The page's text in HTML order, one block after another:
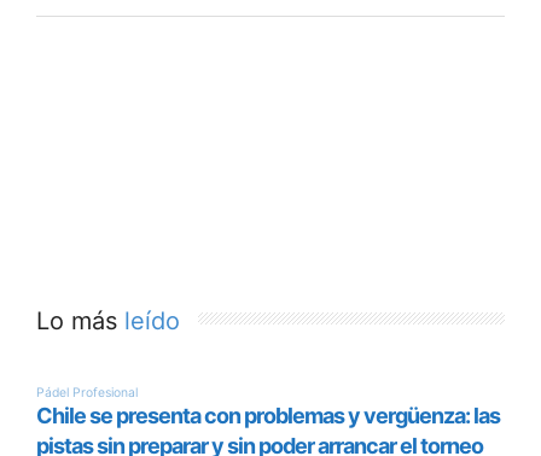
Lo más leído